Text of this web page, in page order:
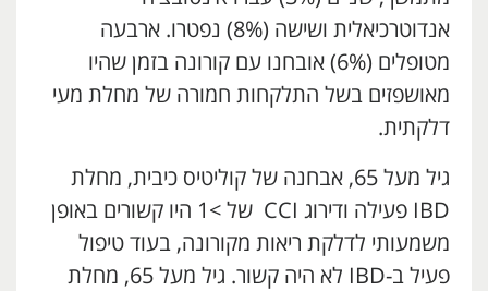
אנדוטרכיאלית ושישה (8%) נפטרו. ארבעה
מטופלים (6%) אובחנו עם קורונה בזמן שהיו
מאושפזים בשל התלקחות חמורה של מחלת מעי
דלקתית.
גיל מעל 65, אבחנה של קוליטיס כיבית, מחלת
IBD פעילה ודירוג CCI של >1 היו קשורים באופן
משמעותי לדלקת ריאות מקורונה, בעוד טיפול
פעיל ב-IBD לא היה קשור. גיל מעל 65, מחלת